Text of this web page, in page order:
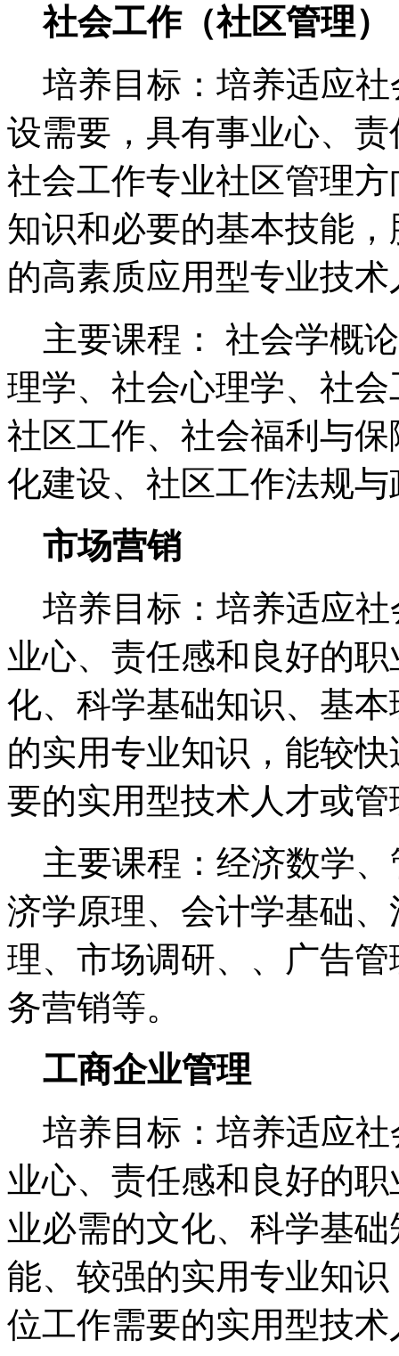
社会工作（社区管理）
培养目标：培养适应社
设需要，具有事业心、
社会工作专业社区管理
知识和必要的基本技能
的高素质应用型专业技
主要课程： 社会学概
理学、社会心理学、社
社区工作、社会福利与
化建设、社区工作法规
市场营销
培养目标：培养适应社
业心、责任感和良好的
化、科学基础知识、基
的实用专业知识，能较
要的实用型技术人才或
主要课程：经济数学、
济学原理、会计学基础
理、市场调研、、广告
务营销等。
工商企业管理
培养目标：培养适应社
业心、责任感和良好的
业必需的文化、科学基
能、较强的实用专业知
位工作需要的实用型技